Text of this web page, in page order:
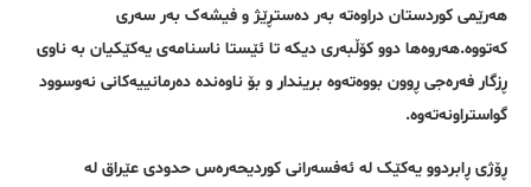
هەرێمی کوردستان دراوەتە بەر دەستڕێژ و فیشەک بەر سەری
کەتووە.هەروەها دوو کۆڵبەری دیکە تا ئێستا ناسنامەی یەکێکیان بە ناوی
ڕزگار فەرەجی ڕوون بووەتەوە بریندار و بۆ ناوەندە دەرمانییەکانی نەوسوود
گواستراونەتەوە.
ڕۆژی ڕابردوو یەکێک لە ئەفسەرانی کوردیحەرەس حدودی عێراق لە